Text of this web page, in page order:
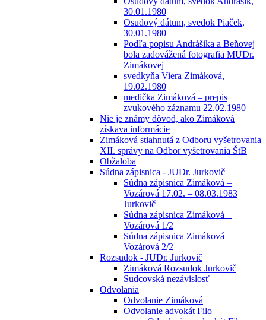
30.01.1980
Osudový dátum, svedok Piaček,
30.01.1980
Podľa popisu Andrášika a Beňovej
bola zadovážená fotografia MUDr.
Zimákovej
svedkyňa Viera Zimáková,
19.02.1980
medička Zimáková – prepis
zvukového záznamu 22.02.1980
Nie je známy dôvod, ako Zimáková
získava informácie
Zimáková stiahnutá z Odboru vyšetrovania
XII. správy na Odbor vyšetrovania ŠtB
Obžaloba
Súdna zápisnica - JUDr. Jurkovič
Súdna zápisnica Zimáková –
Vozárová 17.02. – 08.03.1983
Jurkovič
Súdna zápisnica Zimáková –
Vozárová 1/2
Súdna zápisnica Zimáková –
Vozárová 2/2
Rozsudok - JUDr. Jurkovič
Zimáková Rozsudok Jurkovič
Sudcovská nezávislosť
Odvolania
Odvolanie Zimáková
Odvolanie advokát Filo